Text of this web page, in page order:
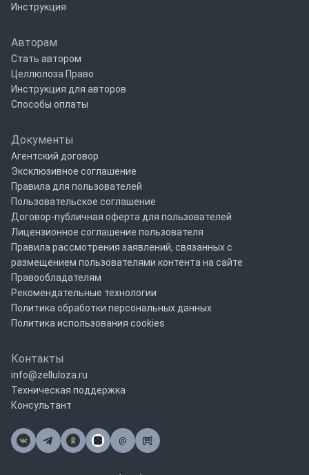
Инструкция
Авторам
Стать автором
Целлюлоза Право
Инструкция для авторов
Способы оплаты
Документы
Агентский договор
Эксклюзивное соглашение
Правила для пользователей
Пользовательское соглашение
Договор-публичная оферта для пользователей
Лицензионное соглашение пользователя
Правила рассмотрения заявлений, связанных с
размещением пользователями контента на сайте
Правообладателям
Рекомендательные технологии
Политика обработки персональных данных
Политика использования cookies
Контакты
info@zelluloza.ru
Техническая поддержка
Консультант
@
Почта